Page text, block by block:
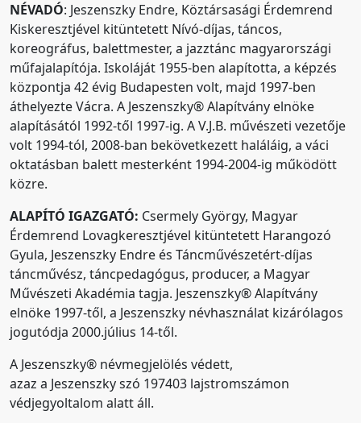
NÉVADÓ: Jeszenszky Endre, Köztársasági Érdemrend
Kiskeresztjével kitüntetett Nívó-díjas, táncos,
koreográfus, balettmester, a jazztánc magyarországi
műfajalapítója. Iskoláját 1955-ben alapította, a képzés
központja 42 évig Budapesten volt, majd 1997-ben
áthelyezte Vácra. A Jeszenszky® Alapítvány elnöke
alapításától 1992-től 1997-ig. A V.J.B. művészeti vezetője
volt 1994-tól, 2008-ban bekövetkezett haláláig, a váci
oktatásban balett mesterként 1994-2004-ig működött
közre.
ALAPÍTÓ IGAZGATÓ: Csermely György, Magyar
Érdemrend Lovagkeresztjével kitüntetett Harangozó
Gyula, Jeszenszky Endre és Táncművészetért-díjas
táncművész, táncpedagógus, producer, a Magyar
Művészeti Akadémia tagja. Jeszenszky® Alapítvány
elnöke 1997-től, a Jeszenszky névhasználat kizárólagos
jogutódja 2000.július 14-től.
A Jeszenszky® névmegjelölés védett,
azaz a Jeszenszky szó 197403 lajstromszámon
védjegyoltalom alatt áll.